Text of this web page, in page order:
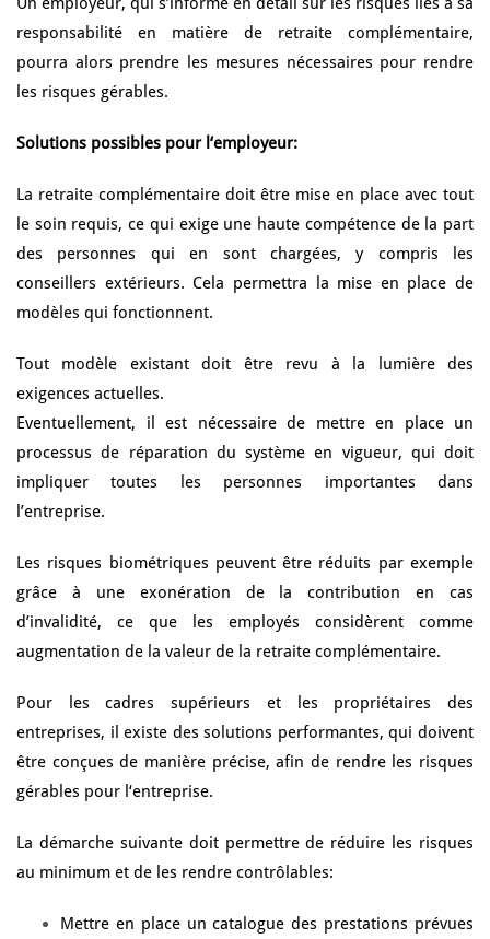
responsabilité en matière de retraite complémentaire,
pourra alors prendre les mesures nécessaires pour rendre
les risques gérables.
Solutions possibles pour l‘employeur:
La retraite complémentaire doit être mise en place avec tout
le soin requis, ce qui exige une haute compétence de la part
des personnes qui en sont chargées, y compris les
conseillers extérieurs. Cela permettra la mise en place de
modèles qui fonctionnent.
Tout modèle existant doit être revu à la lumière des
exigences actuelles.
Eventuellement, il est nécessaire de mettre en place un
processus de réparation du système en vigueur, qui doit
impliquer toutes les personnes importantes dans
l’entreprise.
Les risques biométriques peuvent être réduits par exemple
grâce à une exonération de la contribution en cas
d’invalidité, ce que les employés considèrent comme
augmentation de la valeur de la retraite complémentaire.
Pour les cadres supérieurs et les propriétaires des
entreprises, il existe des solutions performantes, qui doivent
être conçues de manière précise, afin de rendre les risques
gérables pour l‘entreprise.
La démarche suivante doit permettre de réduire les risques
au minimum et de les rendre contrôlables:
Mettre en place un catalogue des prestations prévues